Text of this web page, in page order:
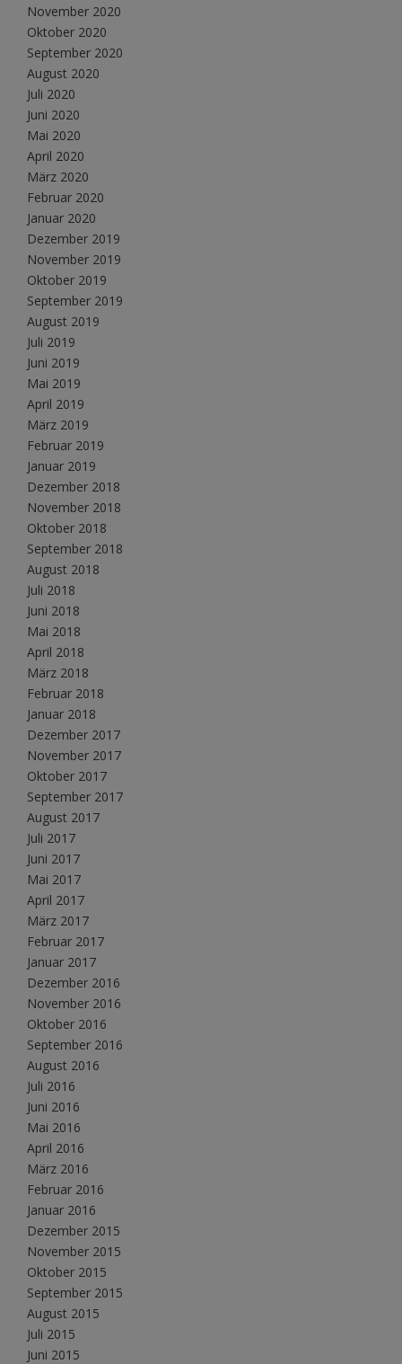
November 2020
Oktober 2020
September 2020
August 2020
Juli 2020
Juni 2020
Mai 2020
April 2020
März 2020
Februar 2020
Januar 2020
Dezember 2019
November 2019
Oktober 2019
September 2019
August 2019
Juli 2019
Juni 2019
Mai 2019
April 2019
März 2019
Februar 2019
Januar 2019
Dezember 2018
November 2018
Oktober 2018
September 2018
August 2018
Juli 2018
Juni 2018
Mai 2018
April 2018
März 2018
Februar 2018
Januar 2018
Dezember 2017
November 2017
Oktober 2017
September 2017
August 2017
Juli 2017
Juni 2017
Mai 2017
April 2017
März 2017
Februar 2017
Januar 2017
Dezember 2016
November 2016
Oktober 2016
September 2016
August 2016
Juli 2016
Juni 2016
Mai 2016
April 2016
März 2016
Februar 2016
Januar 2016
Dezember 2015
November 2015
Oktober 2015
September 2015
August 2015
Juli 2015
Juni 2015